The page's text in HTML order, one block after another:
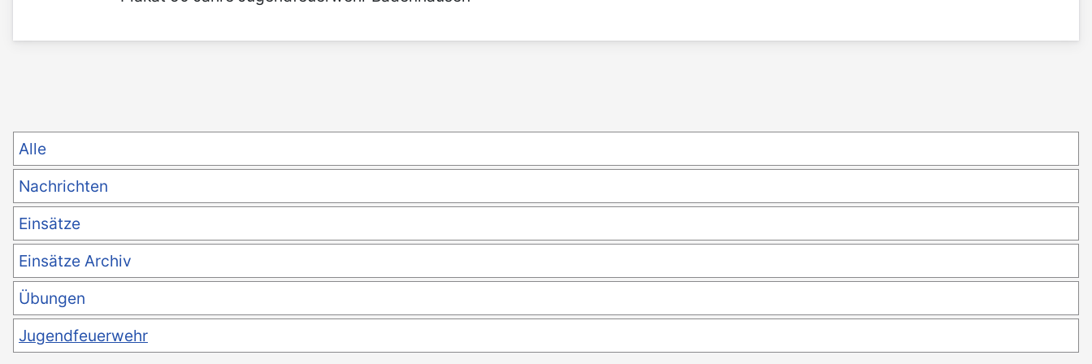
Alle
Nachrichten
Einsätze
Einsätze Archiv
Übungen
Jugendfeuerwehr